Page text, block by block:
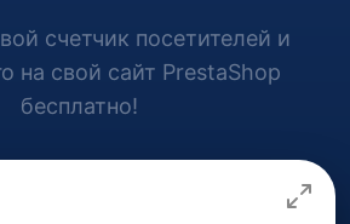
счетчик посетителей и
на свой сайт PrestaShop
бесплатно!